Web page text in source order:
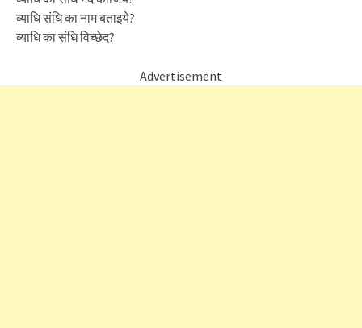
व्याधि संधि का नाम बताइये?
व्याधि का संधि विच्छेद?
Advertisement